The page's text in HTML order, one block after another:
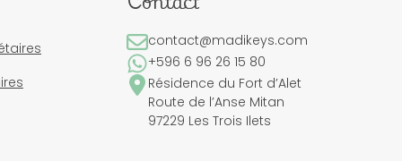
contact@madikeys.com
+596 6 96 26 15 80
Résidence du Fort d’Alet
Route de l’Anse Mitan
97229 Les Trois Ilets